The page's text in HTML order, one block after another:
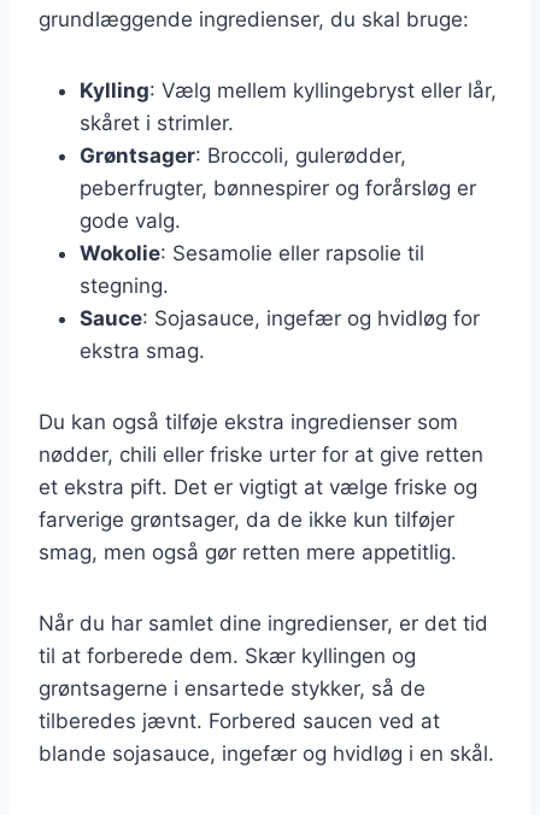
grundlæggende ingredienser, du skal bruge:
Kylling: Vælg mellem kyllingebryst eller lår,
skåret i strimler.
Grøntsager: Broccoli, gulerødder,
peberfrugter, bønnespirer og forårsløg er
gode valg.
Wokolie: Sesamolie eller rapsolie til
stegning.
Sauce: Sojasauce, ingefær og hvidløg for
ekstra smag.
Du kan også tilføje ekstra ingredienser som
nødder, chili eller friske urter for at give retten
et ekstra pift. Det er vigtigt at vælge friske og
farverige grøntsager, da de ikke kun tilføjer
smag, men også gør retten mere appetitlig.
Når du har samlet dine ingredienser, er det tid
til at forberede dem. Skær kyllingen og
grøntsagerne i ensartede stykker, så de
tilberedes jævnt. Forbered saucen ved at
blande sojasauce, ingefær og hvidløg i en skål.